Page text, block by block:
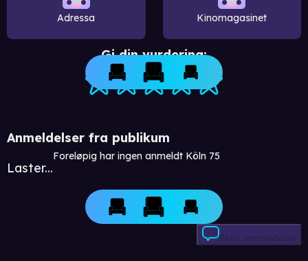
Adressa Kinomagasinet
Gi din vurdering:
Anmeldelser fra publikum
Laster...
Foreløpig har ingen anmeldt Köln 75
Skriv anmeldelse